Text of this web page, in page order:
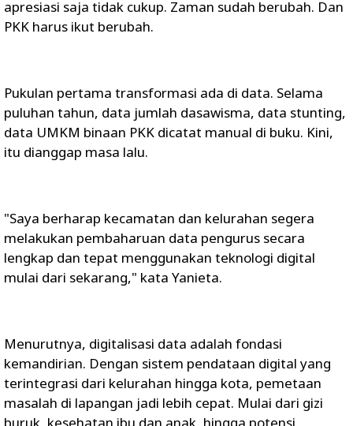
apresiasi saja tidak cukup. Zaman sudah berubah. Dan
PKK harus ikut berubah.
Pukulan pertama transformasi ada di data. Selama
puluhan tahun, data jumlah dasawisma, data stunting,
data UMKM binaan PKK dicatat manual di buku. Kini,
itu dianggap masa lalu.
"Saya berharap kecamatan dan kelurahan segera
melakukan pembaharuan data pengurus secara
lengkap dan tepat menggunakan teknologi digital
mulai dari sekarang," kata Yanieta.
Menurutnya, digitalisasi data adalah fondasi
kemandirian. Dengan sistem pendataan digital yang
terintegrasi dari kelurahan hingga kota, pemetaan
masalah di lapangan jadi lebih cepat. Mulai dari gizi
buruk, kesehatan ibu dan anak, hingga potensi